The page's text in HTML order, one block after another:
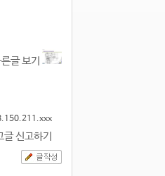
글 보기
글 신고하기